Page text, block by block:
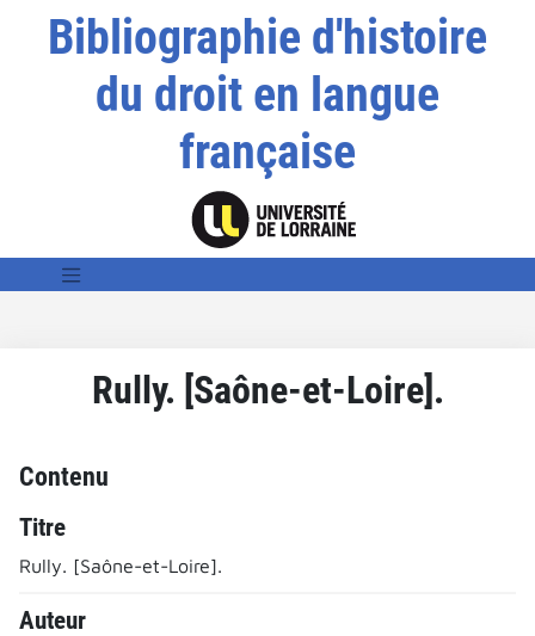
Bibliographie d'histoire
du droit en langue
française
Rully. [Saône-et-Loire].
Contenu
Titre
Rully. [Saône-et-Loire].
Auteur